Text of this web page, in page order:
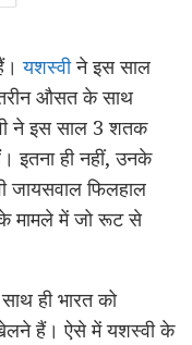
यशस्वीने इस साल
औसत के साथ
ने इस साल 3 शतक
इतना ही नहीं, उनके
फिलहाल
मामले में जो रूट से
ही भारत को
हैं। ऐसे में यशस्वी के